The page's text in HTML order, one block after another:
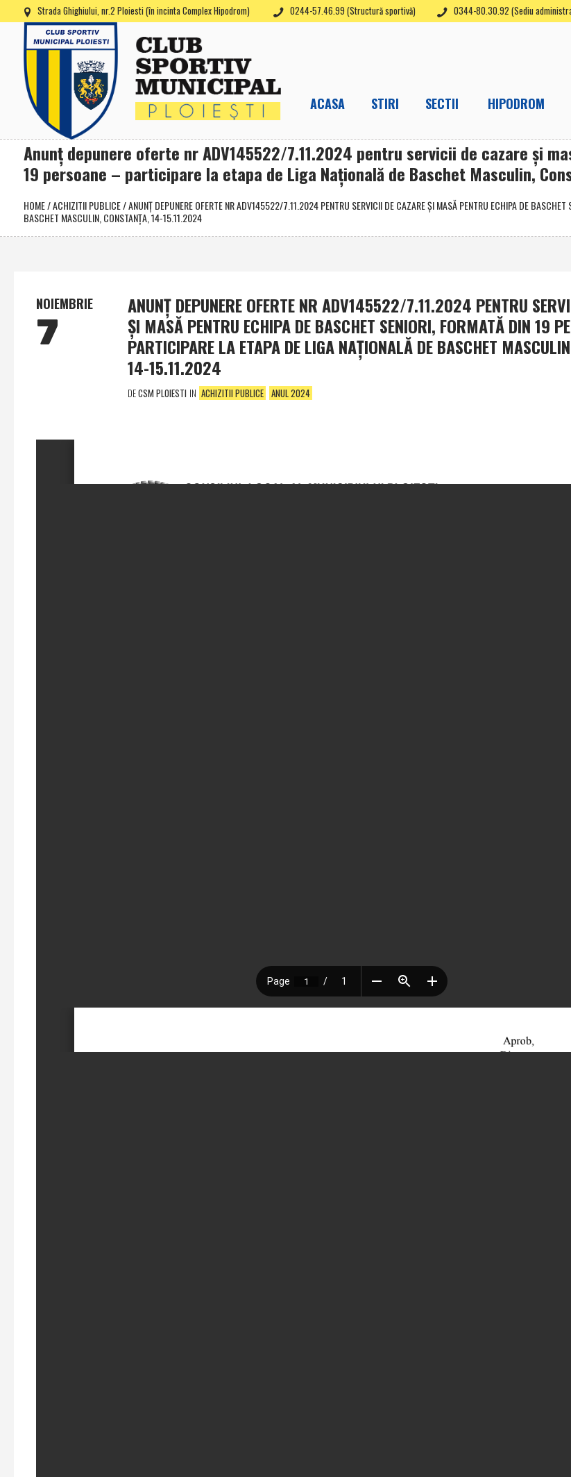
Strada Ghighiului, nr.2 Ploiesti (în incinta Complex Hipodrom) 0244-57.46.99 (Structură sportivă) 0344-80.30.92 (Sediu
ACASA STIRI SECTII HIPODROM
Anunţ depunere oferte nr ADV145522/7.11.2024 pentru servicii de cazare şi
19 persoane – participare la etapa de Liga Naţională de Baschet Masculin,
HOME/ACHIZITII PUBLICE/ANUNŢ DEPUNERE OFERTE NR ADV145522/7.11.2024 PENTRU SERVICII DE CAZARE ŞI MASĂ PENTRU ECHIPA DE
BASCHET MASCULIN, CONSTANŢA, 14-15.11.2024
NOIEMBRIE
7
ANUNŢ DEPUNERE OFERTE NR ADV145522/7.11.2024 PENTRU
ŞI MASĂ PENTRU ECHIPA DE BASCHET SENIORI, FORMATĂ DIN 19
PARTICIPARE LA ETAPA DE LIGA NAŢIONALĂ DE BASCHET
14-15.11.2024
DECSM PLOIESTI IN ACHIZITII PUBLICE ANUL 2024